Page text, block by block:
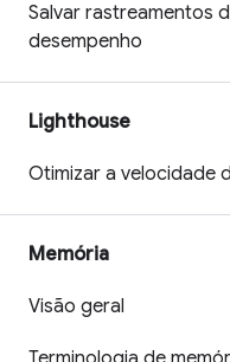
Salvar rastreamentos
desempenho
Lighthouse
Otimizar a velocidade
Memória
Visão geral